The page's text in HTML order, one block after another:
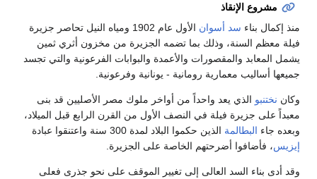
مشروع الإنقاذ
منذ إكمال بناء سد أسوان
الأول عام 1902 ومياه النيل تحاصر جزيرة
فيلة معظم السنة، وذلك بما تضمه الجزيرة من مخزون أثري ثمين
يشمل المعابد والمقصورات والأعمدة والبوابات الفرعونية والتي تجسد
جميعها أساليب معمارية رومانية - يونانية وفرعونية.
وكان نختنبو الذي يعد واحداً من أواخر ملوك مصر الأصليين قد بنى
معبداً على جزيرة فيلة في النصف الأول من القرن الرابع قبل الميلاد،
وبعده جاء البطالمة الذين حكموا البلاد لمدة 300 سنة واعتنقوا عبادة
إيزيس، فأضافوا أضرحتهم الخاصة على الجزيرة.
وقد أدى بناء السد العالى إلى تغيير الموقف على نحو جذرى فعلى